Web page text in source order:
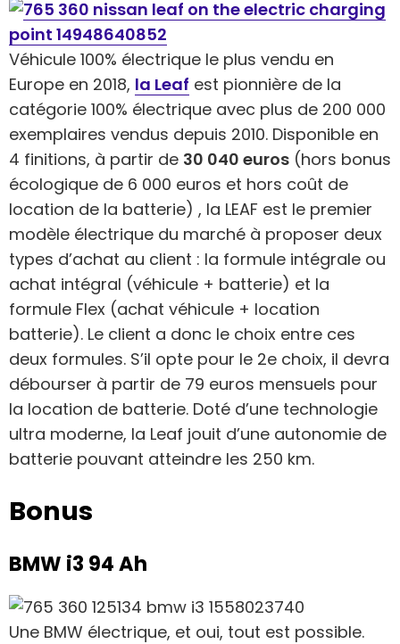
Véhicule 100% électrique le plus vendu en
Europe en 2018, la Leaf est pionnière de la
catégorie 100% électrique avec plus de 200 000
exemplaires vendus depuis 2010. Disponible en
4 finitions, à partir de 30 040 euros (hors bonus
écologique de 6 000 euros et hors coût de
location de la batterie) , la LEAF est le premier
modèle électrique du marché à proposer deux
types d’achat au client : la formule intégrale ou
achat intégral (véhicule + batterie) et la
formule Flex (achat véhicule + location
batterie). Le client a donc le choix entre ces
deux formules. S’il opte pour le 2e choix, il devra
débourser à partir de 79 euros mensuels pour
la location de batterie. Doté d’une technologie
ultra moderne, la Leaf jouit d’une autonomie de
batterie pouvant atteindre les 250 km.
Bonus
BMW i3 94 Ah
Une BMW électrique, et oui, tout est possible.